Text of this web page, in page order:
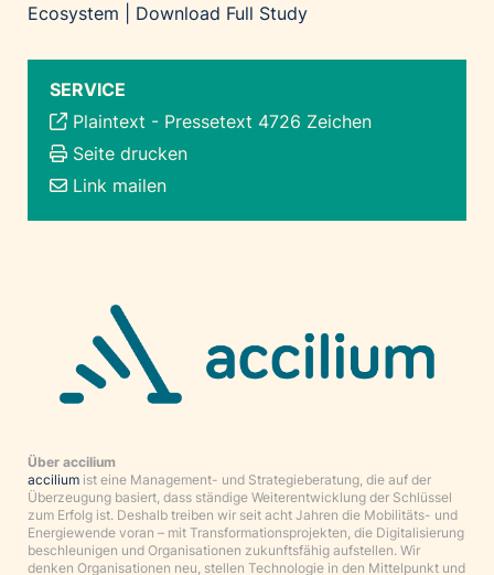
Ecosystem | Download Full Study
SERVICE
Plaintext - Pressetext 4726 Zeichen
Seite drucken
Link mailen
Über accilium
accilium ist eine Management- und Strategieberatung, die auf der
Überzeugung basiert, dass ständige Weiterentwicklung der Schlüssel
zum Erfolg ist. Deshalb treiben wir seit acht Jahren die Mobilitäts- und
Energiewende voran – mit Transformationsprojekten, die Digitalisierung
beschleunigen und Organisationen zukunftsfähig aufstellen. Wir
denken Organisationen neu, stellen Technologie in den Mittelpunkt und